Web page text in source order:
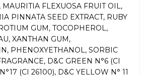
MAURITIA FLEXUOSA FRUIT OIL,
PINNATA SEED EXTRACT, RUBY
GUM, TOCOPHEROL,
XANTHAN GUM,
PHENOXYETHANOL, SORBIC
D&C GREEN N°6 (CI
(CI 26100), D&C YELLOW N° 11